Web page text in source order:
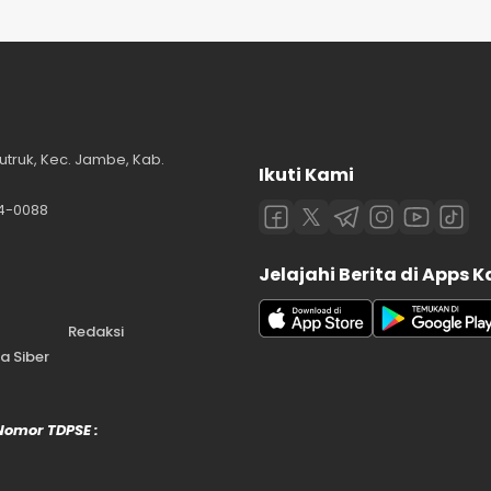
Kec. Jambe, Kab.
0088
Redaksi
Siber
TDPSE :
Ikuti Kami
Jelajahi Berita di Apps